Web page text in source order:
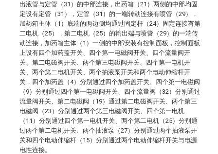
出液管与定管（31）的中部连接，出药箱（21）两侧的中部均固
定设有定管（31），定管（31）的一端转动连接有喷管（29），
加药箱主体（1）底端的两边侧均通过固定杆（24）固定连接有第
二电机（25），第二电机（25）的输出端与喷管（29）的一端传
动连接，加药箱主体（1）一侧的中部安装有控制面板，控制面板
上设有四个加药盖开关、四个第一电磁阀开关、四个流量阀开
关、第二电磁阀开关、两个第三电磁阀开关、四个第一电机开
关、两个第二电机开关、两个抽液泵开关和两个电动伸缩杆开
关，四个加药盖（4）分别通过四个加药盖开关、四个第一电磁阀
（9）分别通过四个第一电磁阀开关、四个流量阀（32）分别通过
流量阀开关、第二电磁阀（19）通过第二电磁阀开关、两个第三
电磁阀（23）分别通过两个第三电磁阀开关、四个第一电机
（11）分别通过四个第一电机开关、两个第二电机（25）分别通
过两个第二电机开关、两个抽液泵（27）分别通过两个抽液泵开
关和四个电动伸缩杆（15）分别通过两个电动伸缩杆开关与电源
电性连接。